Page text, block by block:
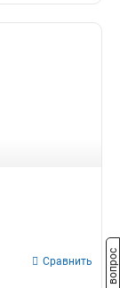
Сравнить